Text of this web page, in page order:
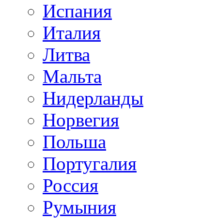
Испания
Италия
Литва
Мальта
Нидерланды
Норвегия
Польша
Португалия
Россия
Румыния